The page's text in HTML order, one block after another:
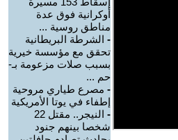
أوكرانية فوق عدة
مناطق روسية ...
- الشرطة البريطانية
تحقق مع مؤسسة خيرية
بسبب صلات مزعومة بـ-
حم ...
- مصرع طياري مروحية
إطفاء في يوتا الأمريكية
-
النيجر.. مقتل 22
شخصا بينهم جنود